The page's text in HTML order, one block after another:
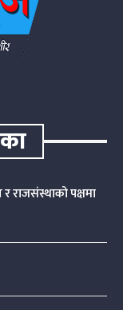
राजसंस्थाको पक्षमा